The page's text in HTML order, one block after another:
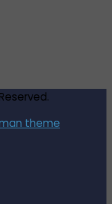
theme